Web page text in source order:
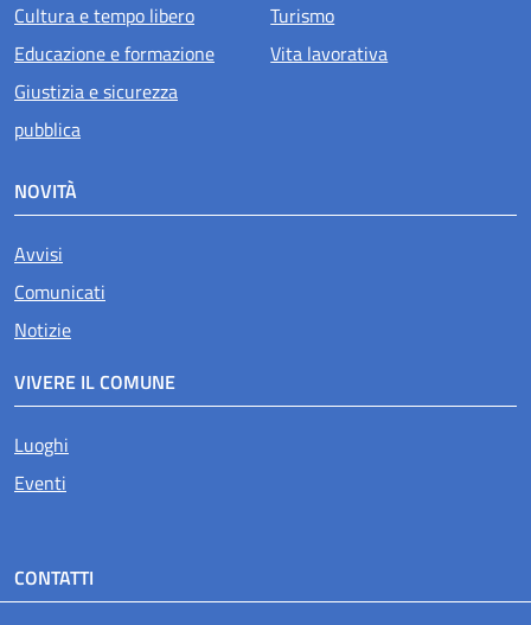
Cultura e tempo libero
Educazione e formazione
Giustizia e sicurezza
pubblica
Turismo
Vita lavorativa
NOVITÀ
Avvisi
Comunicati
Notizie
VIVERE IL COMUNE
Luoghi
Eventi
CONTATTI